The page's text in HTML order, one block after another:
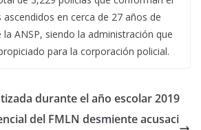
ascendidos en cerca de 27 años de
ANSP, siendo la administración que
para la corporación policial.
durante el año escolar 2019
del FMLN desmiente acusaci